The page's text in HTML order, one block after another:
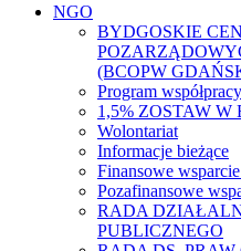
NGO
BYDGOSKIE
(BCOPW
Program
1,5% ZOSTAW
Wolontariat
Informacje bieżące
Finansowe
Pozafinansowe
RADA
PUBLICZNEGO